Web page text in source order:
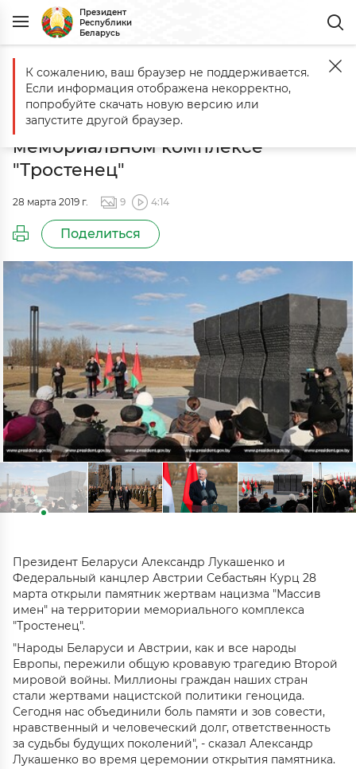
Президент
Республики
Беларусь
Главная События Церемония открытия памятника
Церемония открытия памятника
австрийским жертвам нацизма в
мемориальном комплексе
"Тростенец"
28 марта 2019 г. 9 4:14
Поделиться
Президент Беларуси Александр Лукашенко и
Федеральный канцлер Австрии Себастьян Курц 28
марта открыли памятник жертвам нацизма "Массив
имен" на территории мемориального комплекса
"Тростенец".
"Народы Беларуси и Австрии, как и все народы
Европы, пережили общую кровавую трагедию Второй
мировой войны. Миллионы граждан наших стран
стали жертвами нацистской политики геноцида.
Сегодня нас объединили боль памяти и зов совести,
нравственный и человеческий долг, ответственность
за судьбы будущих поколений", - сказал Александр
Лукашенко во время церемонии открытия памятника.
К сожалению, ваш браузер не поддерживается.
Если информация отображена некорректно,
попробуйте скачать новую версию или
запустите другой браузер.